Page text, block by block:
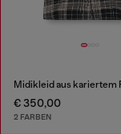
€ 350,00
2 FARBEN